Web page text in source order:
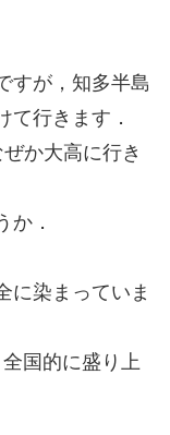
すが，知多半島
て行きます．
か大高に行き
か．
に染まっていま
国的に盛り上